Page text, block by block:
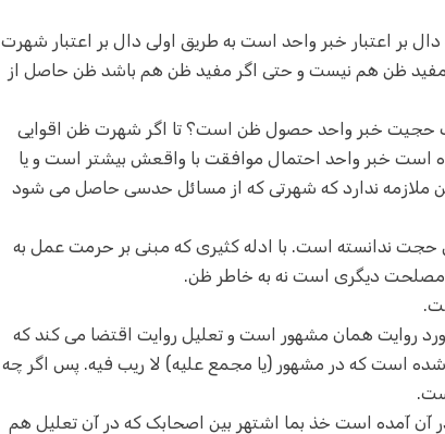
بر اعتبار خبر واحد است به طریق اولی دال بر اعتبار شهرت
مفید ظن هم نیست و حتی اگر مفید ظن هم باشد ظن حاصل از
حجیت خبر واحد حصول ظن است؟ تا اگر شهرت ظن اقوایی
خبر واحد احتمال موافقت با واقعش بیشتر است و یا
ندارد که شهرتی که از مسائل حدسی حاصل می شود
حجت ندانسته است. با ادله کثیری که مبنی بر حرمت عمل به
مصلحت دیگری است نه به خاطر ظن.
روایت همان مشهور است و تعلیل روایت اقتضا می کند که
است که در مشهور (یا مجمع علیه) لا ریب فیه. پس اگر چه
آمده است خذ بما اشتهر بین اصحابک که در آن تعلیل هم